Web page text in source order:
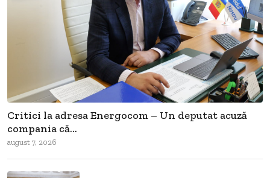
Critici la adresa Energocom – Un deputat acuză
compania că...
august 7, 2026